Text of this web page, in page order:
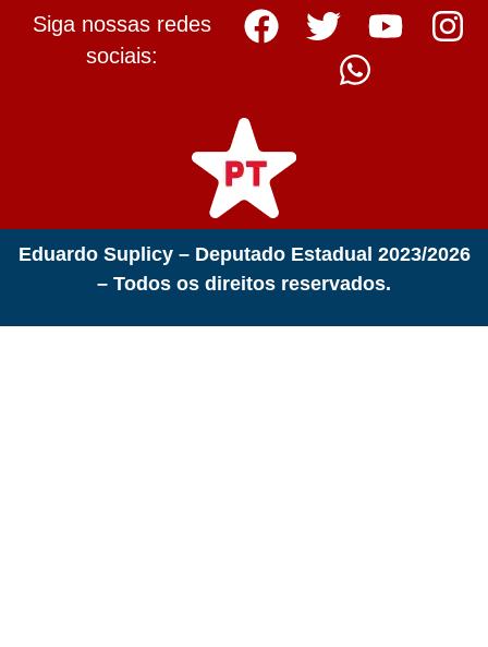
Siga nossas redes
sociais:
Eduardo Suplicy – Deputado Estadual 2023/2026
– Todos os direitos reservados.